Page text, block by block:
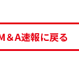
＆A速報に戻る